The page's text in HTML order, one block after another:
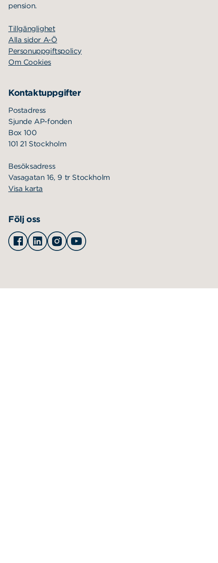
pension.
Tillgänglighet
Alla sidor A-Ö
Personuppgiftspolicy
Om Cookies
Kontaktuppgifter
Postadress
Sjunde AP-fonden
Box 100
101 21 Stockholm
Besöksadress
Vasagatan 16, 9 tr Stockholm
Visa karta
Följ oss
Facebook
LinkedinInstagramYoutube